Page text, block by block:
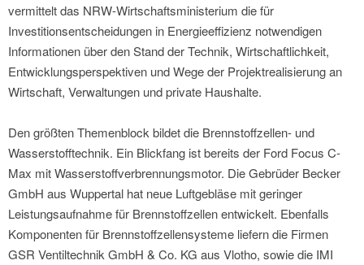
vermittelt das NRW-Wirtschaftsministerium die für
Investitionsentscheidungen in Energieeffizienz notwendigen
Informationen über den Stand der Technik, Wirtschaftlichkeit,
Entwicklungsperspektiven und Wege der Projektrealisierung an
Wirtschaft, Verwaltungen und private Haushalte.
Den größten Themenblock bildet die Brennstoffzellen- und
Wasserstofftechnik. Ein Blickfang ist bereits der Ford Focus C-
Max mit Wasserstoffverbrennungsmotor. Die Gebrüder Becker
GmbH aus Wuppertal hat neue Luftgebläse mit geringer
Leistungsaufnahme für Brennstoffzellen entwickelt. Ebenfalls
Komponenten für Brennstoffzellensysteme liefern die Firmen
GSR Ventiltechnik GmbH & Co. KG aus Vlotho, sowie die IMI